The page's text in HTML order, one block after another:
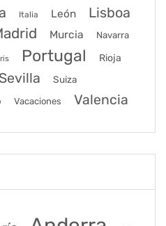
Italia León Lisboa
Murcia Navarra
Portugal Rioja
Sevilla Suiza
Vacaciones Valencia